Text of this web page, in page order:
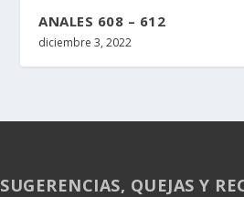
ANALES 608 – 612
diciembre 3, 2022
SUGERENCIAS, QUEJAS Y